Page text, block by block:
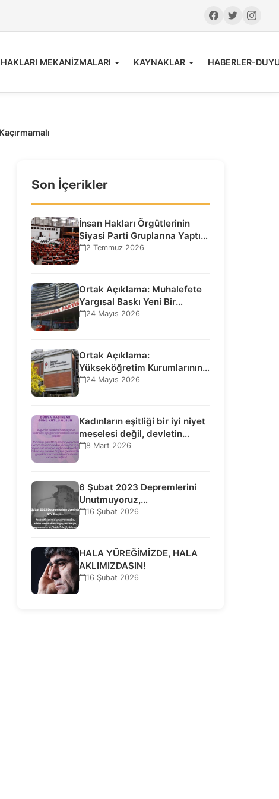
MEKANİZMALARI KAYNAKLAR HABERLER-
Son İçerikler
İnsan Hakları Örgütlerinin
Siyasi Parti Gruplarına Yaptığı
Ziyaretlere İlişkin
2 Temmuz 2026
Ortak Açıklama: Muhalefete
Yargısal Baskı Yeni Bir
Aşamaya Geçti: Seçilmiş…
24 Mayıs 2026
Ortak Açıklama:
Yükseköğretim Kurumlarının
Toplumsal İşlevi Kurucularının
24 Mayıs 2026
Kadınların eşitliği bir iyi niyet
meselesi değil, devletin
uluslararası insan…
8 Mart 2026
6 Şubat 2023 Depremlerini
Unutmuyoruz,
Vazgeçmiyoruz, Hesap
16 Şubat 2026
HALA YÜREĞİMİZDE, HALA
AKLIMIZDASIN!
16 Şubat 2026